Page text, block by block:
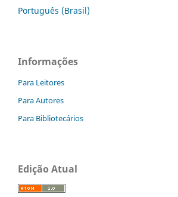
Português (Brasil)
Informações
Para Leitores
Para Autores
Para Bibliotecários
Edição Atual